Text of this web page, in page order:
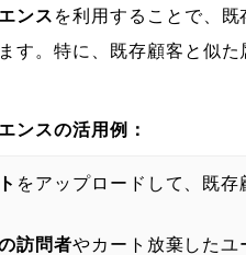
ンスを利用することで、
す。特に、既存顧客と似
ンスの活用例：
をアップロードして、既
訪問者やカート放棄したユ